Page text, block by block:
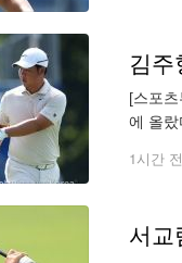
김
[스포
에 올
1시간 전
서교